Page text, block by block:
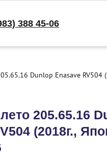
388 45-06
Dunlop Enasave RV504
205.65.16
(2018г.,